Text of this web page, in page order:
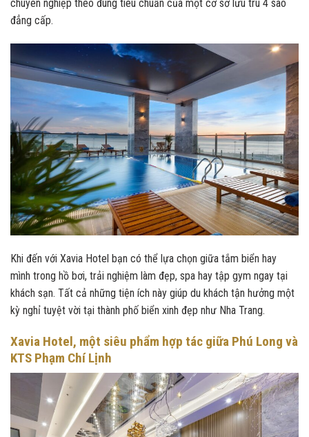
chuyên nghiệp theo đúng tiêu chuẩn của một cơ sở lưu trú 4 sao
đẳng cấp.
Khi đến với Xavia Hotel bạn có thể lựa chọn giữa tắm biển hay
mình trong hồ bơi, trải nghiệm làm đẹp, spa hay tập gym ngay tại
khách sạn. Tất cả những tiện ích này giúp du khách tận hưởng một
kỳ nghỉ tuyệt vời tại thành phố biển xinh đẹp như Nha Trang.
Xavia Hotel, một siêu phẩm hợp tác giữa Phú Long và
KTS Phạm Chí Lịnh